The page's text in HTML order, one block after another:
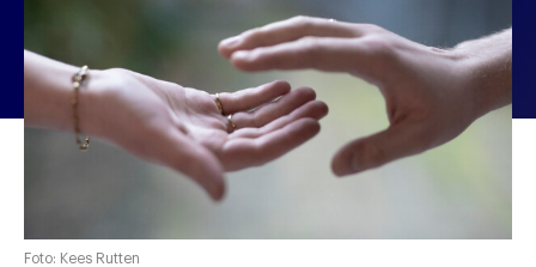
Foto: Kees Rutten